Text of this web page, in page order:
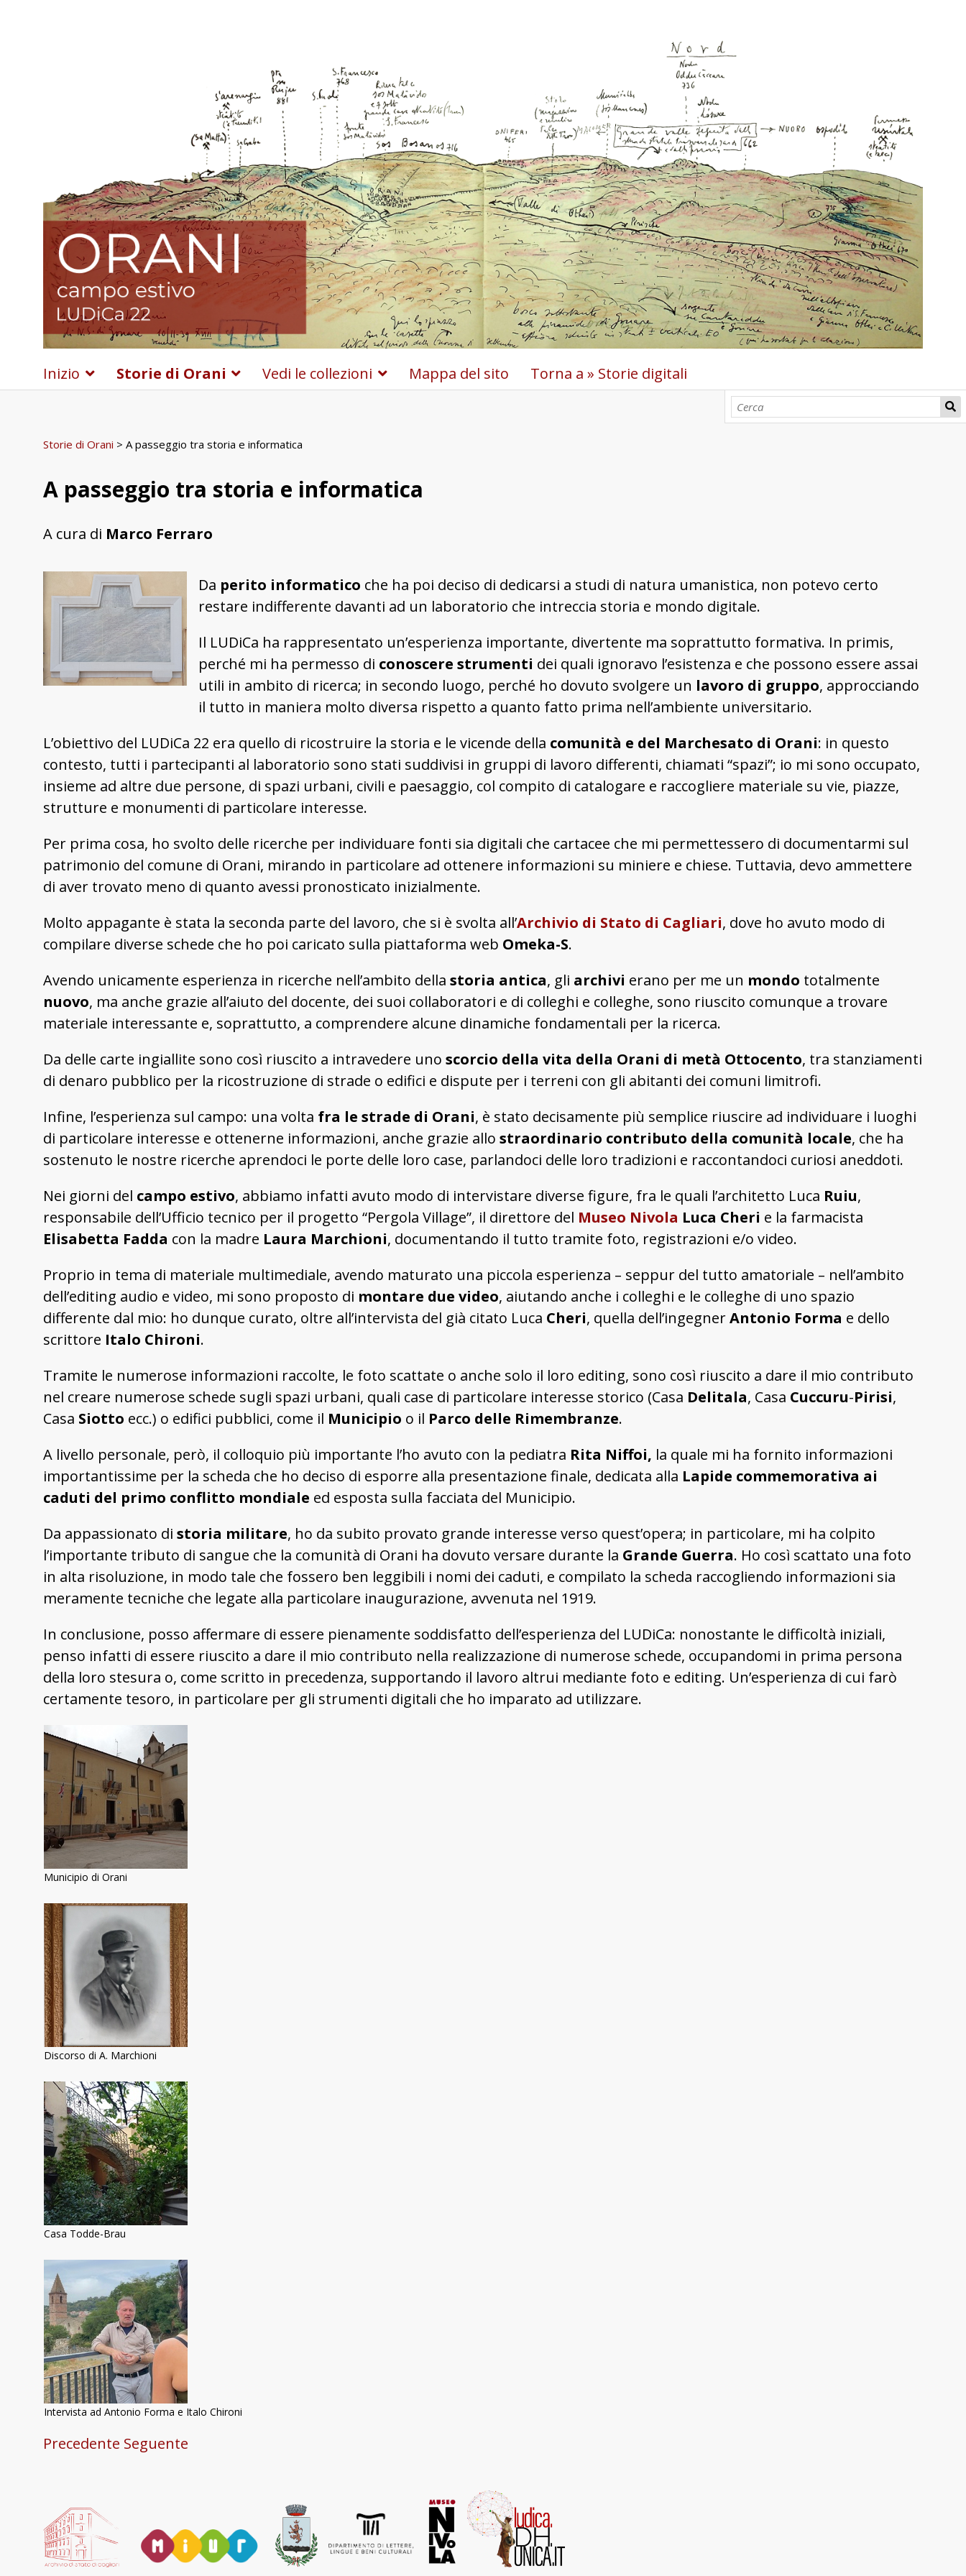
Inizio Storie di Orani Vedi le collezioni Mappa del sito Torna a » Storie digitali
Storie di Orani > A passeggio tra storia e informatica
A passeggio tra storia e informatica
A cura di Marco Ferraro
Da perito informatico che ha poi deciso di dedicarsi a studi di natura umanistica, non potevo certo
restare indifferente davanti ad un laboratorio che intreccia storia e mondo digitale.
Il LUDiCa ha rappresentato un’esperienza importante, divertente ma soprattutto formativa. In primis,
perché mi ha permesso di conoscere strumenti dei quali ignoravo l’esistenza e che possono essere assai
utili in ambito di ricerca; in secondo luogo, perché ho dovuto svolgere un lavoro di gruppo, approcciando
il tutto in maniera molto diversa rispetto a quanto fatto prima nell’ambiente universitario.
L’obiettivo del LUDiCa 22 era quello di ricostruire la storia e le vicende della comunità e del Marchesato di Orani: in questo
contesto, tutti i partecipanti al laboratorio sono stati suddivisi in gruppi di lavoro differenti, chiamati “spazi”; io mi sono occupato,
insieme ad altre due persone, di spazi urbani, civili e paesaggio, col compito di catalogare e raccogliere materiale su vie, piazze,
strutture e monumenti di particolare interesse.
Per prima cosa, ho svolto delle ricerche per individuare fonti sia digitali che cartacee che mi permettessero di documentarmi sul
patrimonio del comune di Orani, mirando in particolare ad ottenere informazioni su miniere e chiese. Tuttavia, devo ammettere
di aver trovato meno di quanto avessi pronosticato inizialmente.
Molto appagante è stata la seconda parte del lavoro, che si è svolta all’Archivio di Stato di Cagliari, dove ho avuto modo di
compilare diverse schede che ho poi caricato sulla piattaforma web Omeka-S.
Avendo unicamente esperienza in ricerche nell’ambito della storia antica, gli archivi erano per me un mondo totalmente
nuovo, ma anche grazie all’aiuto del docente, dei suoi collaboratori e di colleghi e colleghe, sono riuscito comunque a trovare
materiale interessante e, soprattutto, a comprendere alcune dinamiche fondamentali per la ricerca.
Da delle carte ingiallite sono così riuscito a intravedere uno scorcio della vita della Orani di metà Ottocento, tra stanziamenti
di denaro pubblico per la ricostruzione di strade o edifici e dispute per i terreni con gli abitanti dei comuni limitrofi.
Infine, l’esperienza sul campo: una volta fra le strade di Orani, è stato decisamente più semplice riuscire ad individuare i luoghi
di particolare interesse e ottenerne informazioni, anche grazie allo straordinario contributo della comunità locale, che ha
sostenuto le nostre ricerche aprendoci le porte delle loro case, parlandoci delle loro tradizioni e raccontandoci curiosi aneddoti.
Nei giorni del campo estivo, abbiamo infatti avuto modo di intervistare diverse figure, fra le quali l’architetto Luca Ruiu,
responsabile dell’Ufficio tecnico per il progetto “Pergola Village”, il direttore del Museo Nivola Luca Cheri e la farmacista
Elisabetta Fadda con la madre Laura Marchioni, documentando il tutto tramite foto, registrazioni e/o video.
Proprio in tema di materiale multimediale, avendo maturato una piccola esperienza – seppur del tutto amatoriale – nell’ambito
dell’editing audio e video, mi sono proposto di montare due video, aiutando anche i colleghi e le colleghe di uno spazio
differente dal mio: ho dunque curato, oltre all’intervista del già citato Luca Cheri, quella dell’ingegnerAntonio Forma e dello
scrittore Italo Chironi.
Tramite le numerose informazioni raccolte, le foto scattate o anche solo il loro editing, sono così riuscito a dare il mio contributo
nel creare numerose schede sugli spazi urbani, quali case di particolare interesse storico (Casa Delitala, Casa Cuccuru-Pirisi,
Casa Siotto ecc.) o edifici pubblici, come il Municipio o il Parco delle Rimembranze.
A livello personale, però, il colloquio più importante l’ho avuto con la pediatra Rita Niffoi, la quale mi ha fornito informazioni
importantissime per la scheda che ho deciso di esporre alla presentazione finale, dedicata alla Lapide commemorativa ai
caduti del primo conflitto mondiale ed esposta sulla facciata del Municipio.
Da appassionato di storia militare, ho da subito provato grande interesse verso quest’opera; in particolare, mi ha colpito
l’importante tributo di sangue che la comunità di Orani ha dovuto versare durante la Grande Guerra. Ho così scattato una foto
in alta risoluzione, in modo tale che fossero ben leggibili i nomi dei caduti, e compilato la scheda raccogliendo informazioni sia
meramente tecniche che legate alla particolare inaugurazione, avvenuta nel 1919.
In conclusione, posso affermare di essere pienamente soddisfatto dell’esperienza del LUDiCa: nonostante le difficoltà iniziali,
penso infatti di essere riuscito a dare il mio contributo nella realizzazione di numerose schede, occupandomi in prima persona
della loro stesura o, come scritto in precedenza, supportando il lavoro altrui mediante foto e editing. Un’esperienza di cui farò
certamente tesoro, in particolare per gli strumenti digitali che ho imparato ad utilizzare.
Municipio di Orani
Discorso di A. Marchioni
Casa Todde-Brau
Intervista ad Antonio Forma e Italo Chironi
Precedente Seguente